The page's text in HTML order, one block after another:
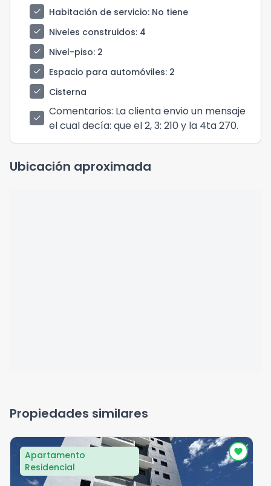
check Habitación de servicio: No tiene
check
Niveles construidos: 4
check
Nivel-piso: 2
check
Espacio para automóviles: 2
check
Cisterna
check Comentarios: La clienta envio un mensaje
el cual decía: que el 2, 3: 210 y la 4ta 270.
Ubicación aproximada
Propiedades similares
Apartamento
Residencial